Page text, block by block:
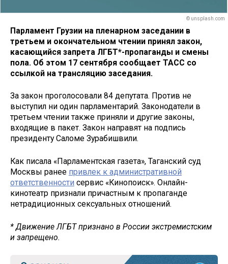
© unsplash.com
Парламент Грузии на пленарном заседании в
третьем и окончательном чтении принял закон,
касающийся запрета ЛГБТ*-пропаганды и смены
пола. Об этом 17 сентября сообщает ТАСС со
ссылкой на трансляцию заседания.
За закон проголосовали 84 депутата. Против не
выступил ни один парламентарий. Законодатели в
третьем чтении также приняли и другие законы,
входящие в пакет. Закон направят на подпись
президенту Саломе Зурабишвили.
Как писала «Парламентская газета», Таганский суд
Москвы ранее привлек к административной
ответственности сервис «Кинопоиск». Онлайн-
кинотеатр признали причастным к пропаганде
нетрадиционных сексуальных отношений.
* Движение ЛГБТ признано в России экстремистским
и запрещено.